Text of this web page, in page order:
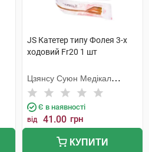
JS Катетер типу Фолея 3-х
ходовий Fr20 1 шт
Цзянсу Суюн Медікал
Метіріалс
Є в наявності
від 41.00 грн
КУПИТИ